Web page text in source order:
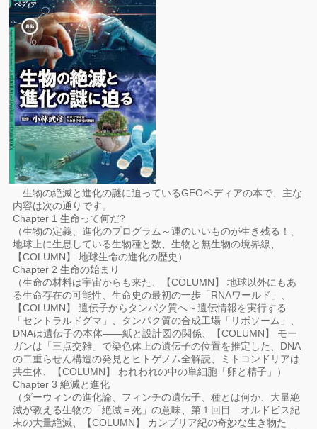
生物の絶滅と進化の謎に迫っているGEOペディアの本で、主な
内容は次の通りです。
Chapter 1 生命って何だ?
（生物の定義、進化のプログラム～運のいいものが生き残る！、
地球上に生息している生物種と数、生物と無生物の境界線、
【COLUMN】 地球生命の進化の歴史）
Chapter 2 生命の始まり
（生命の材料は宇宙からも来た、【COLUMN】 地球以外にもあ
る生命存在の可能性、生命史の最初の一歩「RNAワールド」、
【COLUMN】 遺伝子からタンパク質へ～遺伝情報を実行する
「セントラルドグマ」、タンパク質の合成工場「リボソーム」、
DNAは遺伝子の本体――紙と設計図の関係、【COLUMN】 モー
ガンは「三点交雑」で染色体上の遺伝子の位置を推定した、DNA
の二重らせん構造の発見とヒトゲノム全解読、ミトコンドリアは
共生体、【COLUMN】 われわれの中の単細胞「卵と精子」）
Chapter 3 絶滅と進化
（ダーウィンの進化論、フィンチの遺伝子、種とは何か、大量絶
滅が教える生物の「絶滅＝死」の意味、第１回目 オルドビス紀
末の大量絶滅、【COLUMN】 カンブリア紀の奇妙な生き物た